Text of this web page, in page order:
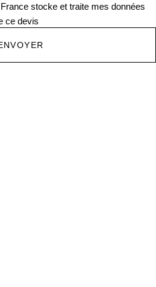
stocke et traite mes données
ce devis